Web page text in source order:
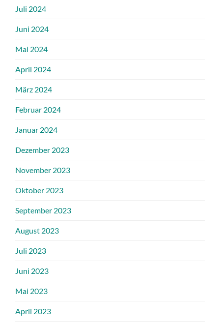
Juli 2024
Juni 2024
Mai 2024
April 2024
März 2024
Februar 2024
Januar 2024
Dezember 2023
November 2023
Oktober 2023
September 2023
August 2023
Juli 2023
Juni 2023
Mai 2023
April 2023